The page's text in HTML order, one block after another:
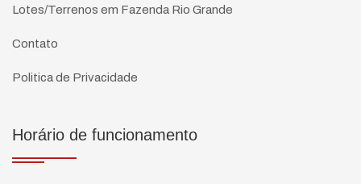
Lotes/Terrenos em Fazenda Rio Grande
Contato
Politica de Privacidade
Horário de funcionamento